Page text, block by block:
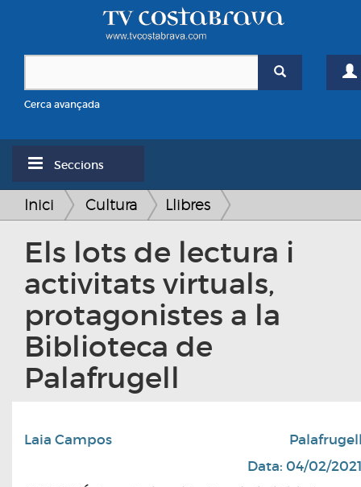
Cerca avançada
Seccions
Inici Cultura Llibres
Els lots de lectura i
activitats virtuals,
protagonistes a la
Biblioteca de
Palafrugell
Laia Campos
Data: 04/02/